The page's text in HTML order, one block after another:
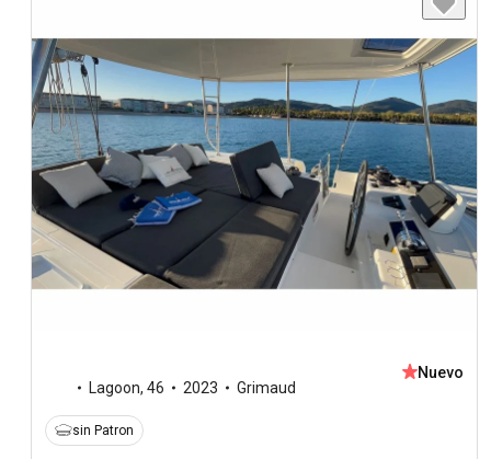
Lagoon, 46 2023 Grimaud
Nuevo
sin Patron